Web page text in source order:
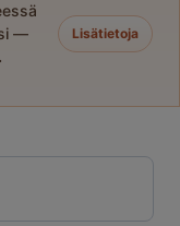
—
Lisätietoja